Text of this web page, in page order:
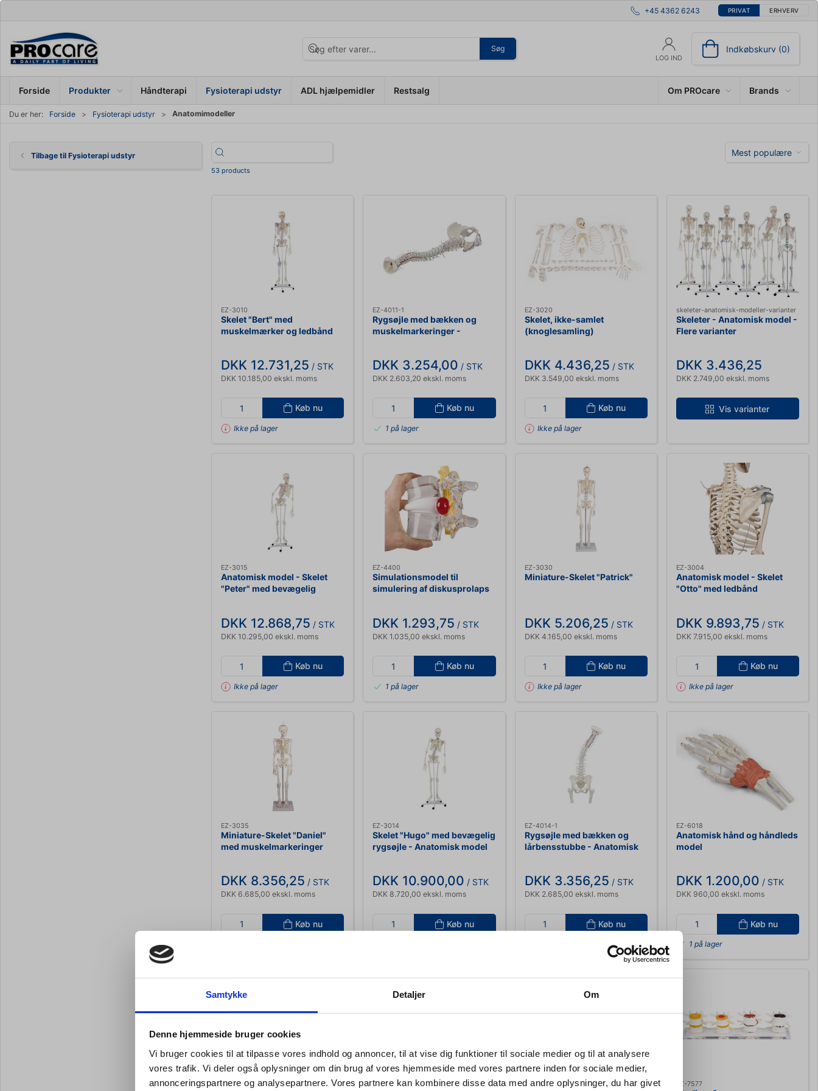
Samtykke Detaljer Om
Denne hjemmeside bruger cookies
Vi bruger cookies til at tilpasse vores indhold og annoncer, til at vise dig funktioner til sociale medier og til at analysere
vores trafik. Vi deler også oplysninger om din brug af vores hjemmeside med vores partnere inden for sociale medier,
annonceringspartnere og analysepartnere. Vores partnere kan kombinere disse data med andre oplysninger, du har givet
+45 4362 6243 PRIVAT ERHVERV
Søg
LOG IND
Indkøbskurv (0)
Forside Produkter Håndterapi Fysioterapi udstyr ADL hjælpemidler Restsalg Om PROcare Brands
Du er her: Forside Fysioterapi udstyr Anatomimodeller
Jeg ønsker at handle som
Tilbage til Fysioterapi udstyr Mest populære
53 products
EZ-3010
Skelet "Bert" med
muskelmærker og ledbånd
DKK 12.731,25 / STK
DKK 10.185,00 ekskl. moms
Køb nu
Ikke på lager
EZ-4011-1
Rygsøjle med bækken og
muskelmarkeringer -
DKK 3.254,00 / STK
DKK 2.603,20 ekskl. moms
Køb nu
1 på lager
EZ-3020
Skelet, ikke-samlet
(knoglesamling)
DKK 4.436,25 / STK
DKK 3.549,00 ekskl. moms
Køb nu
Ikke på lager
skeleter-anatomisk-modeller-varianter
Skeleter - Anatomisk model -
Flere varianter
DKK 3.436,25
DKK 2.749,00 ekskl. moms
Vis varianter
EZ-3015
Anatomisk model - Skelet
"Peter" med bevægelig
DKK 12.868,75 / STK
DKK 10.295,00 ekskl. moms
Køb nu
Ikke på lager
EZ-4400
Simulationsmodel til
simulering af diskusprolaps
DKK 1.293,75 / STK
DKK 1.035,00 ekskl. moms
Køb nu
1 på lager
EZ-3030
Miniature-Skelet "Patrick"
DKK 5.206,25 / STK
DKK 4.165,00 ekskl. moms
Køb nu
Ikke på lager
EZ-3004
Anatomisk model - Skelet
"Otto" med ledbånd
DKK 9.893,75 / STK
DKK 7.915,00 ekskl. moms
Køb nu
Ikke på lager
EZ-3035
Miniature-Skelet "Daniel"
med muskelmarkeringer
DKK 8.356,25 / STK
DKK 6.685,00 ekskl. moms
Køb nu
EZ-3014
Skelet "Hugo" med bevægelig
rygsøjle - Anatomisk model
DKK 10.900,00 / STK
DKK 8.720,00 ekskl. moms
Køb nu
EZ-4014-1
Rygsøjle med bækken og
lårbensstubbe - Anatomisk
DKK 3.356,25 / STK
DKK 2.685,00 ekskl. moms
Køb nu
EZ-6018
Anatomisk hånd og håndleds
model
DKK 1.200,00 / STK
DKK 960,00 ekskl. moms
Køb nu
1 på lager
EZ-6002 EZ-4661 EZ-4047 EZ-7577